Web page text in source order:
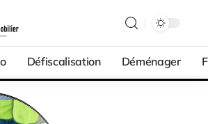
Défiscalisation Déménager